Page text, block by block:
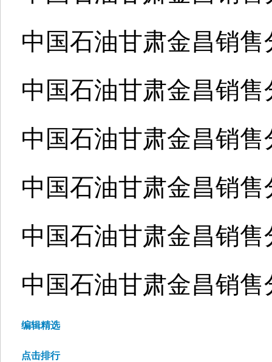
中国石油甘肃金昌销
中国石油甘肃金昌销
中国石油甘肃金昌销
中国石油甘肃金昌销
中国石油甘肃金昌销
中国石油甘肃金昌销
编辑精选
点击排行